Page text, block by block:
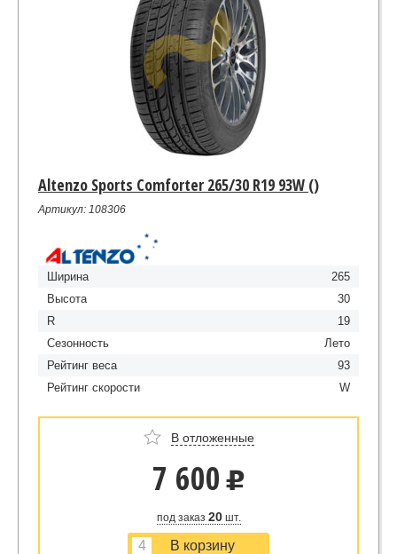
Altenzo Sports Comforter 265/30 R19 93W ()
Артикул: 108306
Ширина
265
Высота
30
R
19
Сезонность
Лето
Рейтинг веса
93
Рейтинг скорости
W
В отложенные
7 600 u
под заказ 20шт.